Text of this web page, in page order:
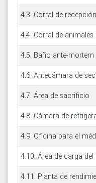
4.3. Corral de
4.4. Corral de
4.5. Baño ante-mortem
4.6. Antecámara de
4.7. Área de sacrificio
4.8. Cámara de
4.9. Oficina para el
4.10. Área de carga
4.11. Planta de